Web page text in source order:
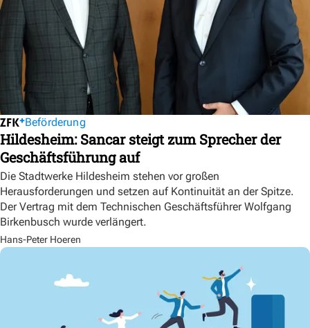
Beförderung
Hildesheim: Sancar steigt zum Sprecher der
Geschäftsführung auf
Die Stadtwerke Hildesheim stehen vor großen
Herausforderungen und setzen auf Kontinuität an der Spitze.
Der Vertrag mit dem Technischen Geschäftsführer Wolfgang
Birkenbusch wurde verlängert.
Hans-Peter Hoeren